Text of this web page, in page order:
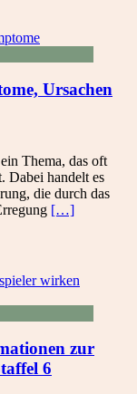
Ursachen
Thema, das oft
Dabei handelt es
die durch das
[…]
zur
6